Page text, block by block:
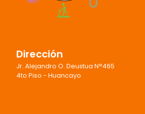
Dirección
Jr. Alejandro O. Deustua N°465
4to Piso - Huancayo